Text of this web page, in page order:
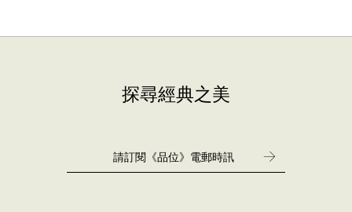
探尋經典之美